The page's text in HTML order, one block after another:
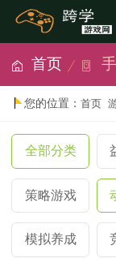
首页
您的位置：首页
全部分类
策略游戏
模拟养成